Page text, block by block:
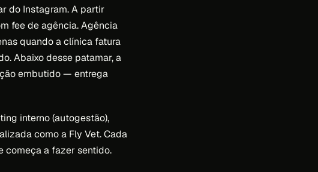
do Instagram. A partir
fee de agência. Agência
quando a clínica fatura
Abaixo desse patamar, a
embutido — entrega
interno (autogestão),
como a Fly Vet. Cada
começa a fazer sentido.